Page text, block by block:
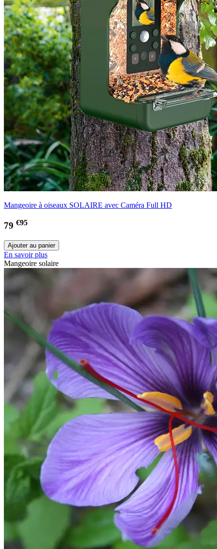
Mangeoire à oiseaux SOLAIRE avec Caméra Full HD
79 €95
En savoir plus
Mangeoire solaire